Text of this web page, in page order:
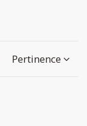
Pertinence